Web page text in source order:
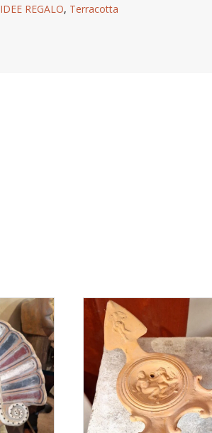
IDEE REGALO, Terracotta